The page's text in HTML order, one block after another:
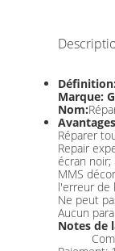
Définition:
Marque:
Nom:
Réparer
Repair
écran noir;
MMS
l'erreur de
Ne peut
Aucun
Notes de